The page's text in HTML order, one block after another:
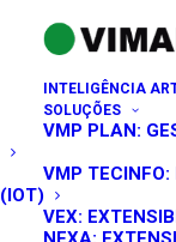
INTELIGÊNCIA
SOLUÇÕES
VMP PLAN:
VMP TECINFO:
(IOT)
VEX: